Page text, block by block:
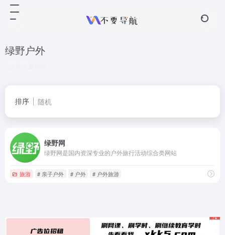
绿野户外
排序 随机
绿野网
绿野网是国内资深专业的户外旅行活动综合类网站
旅游 # 亲子户外 # 户外 # 户外旅游